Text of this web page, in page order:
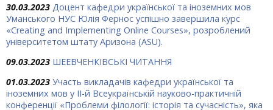
30.03.2023 Доцент кафедри української та іноземних мов
Уманського НУС Юлія Фернос успішно завершила курс
«Creating and Implementing Online Courses», розроблений
університетом штату Аризона (ASU).
09.03.2023 ШЕЕВЧЕНКІВСЬКІ ЧИТАННЯ
01.03.2023 Участь викладачів кафедри української та
іноземних мов у ІІ-й Всеукраїнській науково-практичній
конференції «Проблеми філології: історія та сучасність», яка